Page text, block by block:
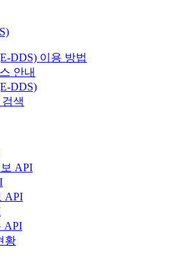
DDS) 이용 방법
안내
DDS)
색
API
API
API
황